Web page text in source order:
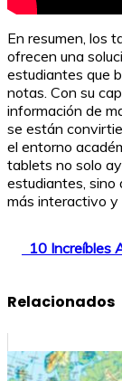
En resumen, los
ofrecen una
estudiantes que
notas. Con su
información de
se están
el entorno
tablets no solo
estudiantes, sino
más interactivo y
10 Increíbles
Relacionados